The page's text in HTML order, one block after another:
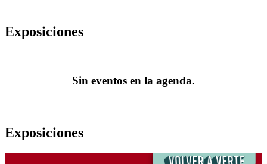
Exposiciones
Sin eventos en la agenda.
Exposiciones